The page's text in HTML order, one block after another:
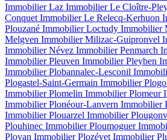
Immobilier Laz Immobilier Le Cloître-
Conquet Immobilier Le Relecq-Kerhuon
Plouzané Immobilier Loctudy Immobilier
Melgven Immobilier Milizac-Guipronvel
Immobilier Névez Immobilier Penmarch
Immobilier Pleuven Immobilier Pleyben
Immobilier Plobannalec-Lesconil
Plogastel-Saint-Germain Immobilier
Immobilier Plomelin Immobilier Plomeur
Immobilier Plonéour-Lanvern Immobilier
Immobilier Plouarzel Immobilier
Plouhinec Immobilier Ploumoguer
Plovan Immobilier Plozévet Immobilier